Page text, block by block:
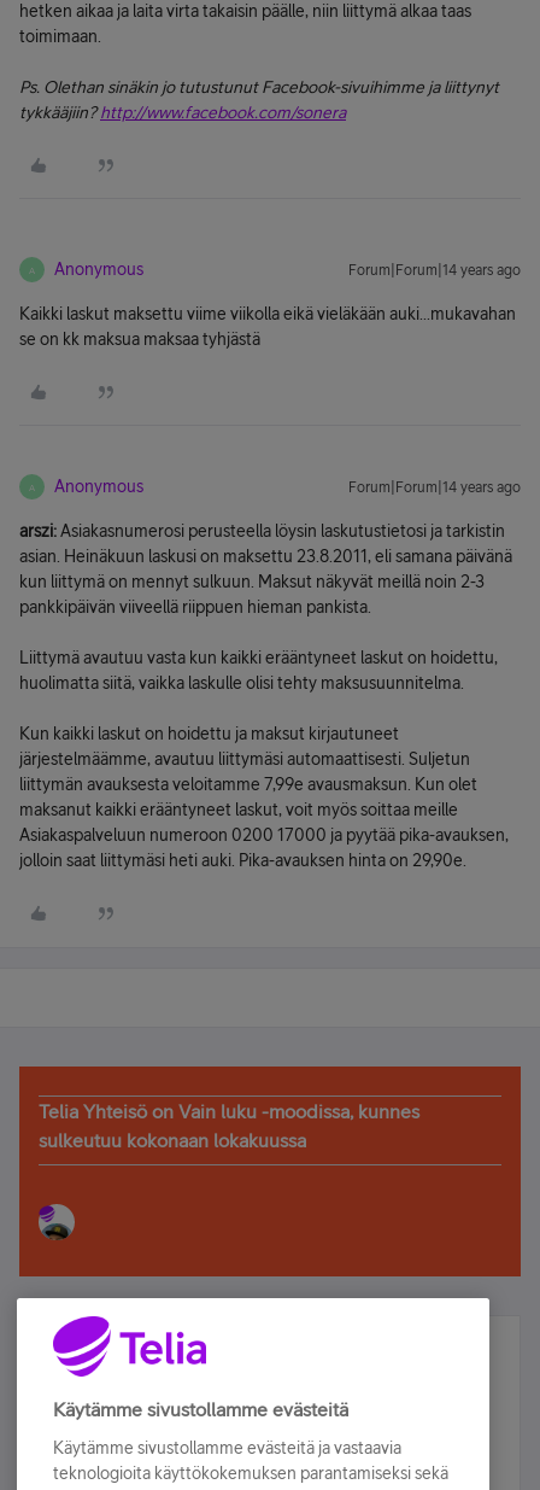
hetken aikaa ja laita virta takaisin päälle, niin liittymä alkaa taas
toimimaan.
Ps. Olethan sinäkin jo tutustunut Facebook-sivuihimme ja liittynyt
tykkääjiin?http://www.facebook.com/sonera
A Anonymous Forum|Forum|14 years ago
Kaikki laskut maksettu viime viikolla eikä vieläkään auki...mukavahan
se on kk maksua maksaa tyhjästä
A Anonymous Forum|Forum|14 years ago
arszi:Asiakasnumerosi perusteella löysin laskutustietosi ja tarkistin
asian. Heinäkuun laskusi on maksettu 23.8.2011, eli samana päivänä
kun liittymä on mennyt sulkuun. Maksut näkyvät meillä noin 2-3
pankkipäivän viiveellä riippuen hieman pankista.
Liittymä avautuu vasta kun kaikki erääntyneet laskut on hoidettu,
huolimatta siitä, vaikka laskulle olisi tehty maksusuunnitelma.
Kun kaikki laskut on hoidettu ja maksut kirjautuneet
järjestelmäämme, avautuu liittymäsi automaattisesti. Suljetun
liittymän avauksesta veloitamme 7,99e avausmaksun. Kun olet
maksanut kaikki erääntyneet laskut, voit myös soittaa meille
Asiakaspalveluun numeroon 0200 17000 ja pyytää pika-avauksen,
jolloin saat liittymäsi heti auki. Pika-avauksen hinta on 29,90e.
Telia Yhteisö on Vain luku -moodissa, kunnes
sulkeutuu kokonaan lokakuussa
Älä jää paitsi – osallistu ja voita!
Tilaa Telian uutiskirje ja olet mukana arvonnassa.
sähköpostiisi.
Käytämme sivustollamme evästeitä
Käytämme sivustollamme evästeitä ja vastaavia
teknologioita käyttökokemuksen parantamiseksi sekä